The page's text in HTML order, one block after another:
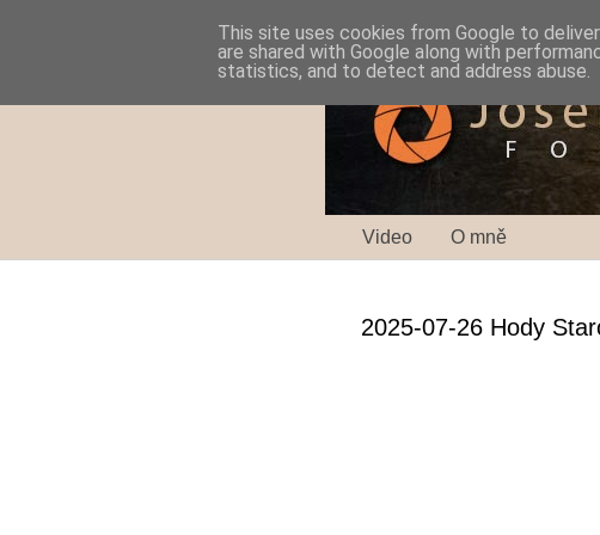
Video O mně
2025-07-26 Hody
This site uses cookies from Google to
are shared with Google along with
statistics, and to detect and address abuse.